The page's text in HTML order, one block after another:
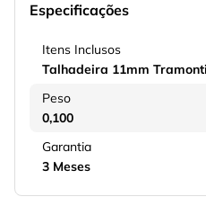
Especificações
Itens Inclusos
Talhadeira 11mm
Peso
0,100
Garantia
3 Meses